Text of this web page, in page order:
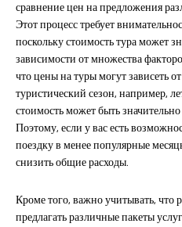
сравнение цен на предложения
Этот процесс требует
поскольку стоимость тура может
зависимости от множества
что цены на туры могут зависеть
туристический сезон, например,
стоимость может быть
Поэтому, если у вас есть
поездку в менее популярные
снизить общие расходы.
Кроме того, важно учитывать, что
предлагать различные пакеты